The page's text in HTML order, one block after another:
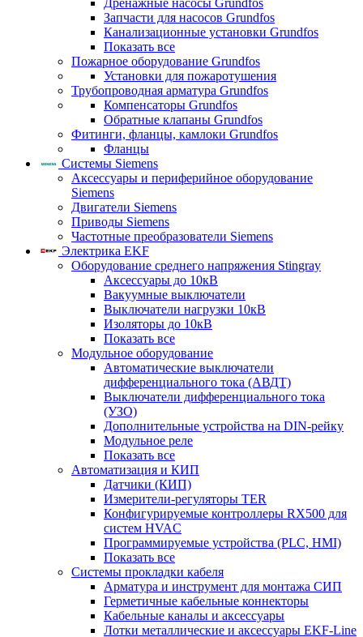
Дренажные насосы Grundfos
Запчасти для насосов Grundfos
Канализационные установки Grundfos
Показать все
Пожарное оборудование Grundfos
Установки для пожаротушения
Трубопроводная арматура Grundfos
Компенсаторы Grundfos
Обратные клапаны Grundfos
Фитинги, фланцы, камлоки Grundfos
Фланцы
Системы Siemens
Аксессуары и периферийное оборудование
Siemens
Двигатели Siemens
Приводы Siemens
Частотные преобразователи Siemens
Электрика EKF
Оборудование среднего напряжения Stingray
Аксессуары до 10кВ
Вакуумные выключатели
Выключатели нагрузки 10кВ
Изоляторы до 10кВ
Показать все
Модульное оборудование
Автоматические выключатели
дифференциального тока (АВДТ)
Выключатели дифференциального тока
(УЗО)
Дополнительные устройства на DIN-рейку
Модульное реле
Показать все
Автоматизация и КИП
Датчики (КИП)
Измерители-регуляторы TER
Конфигурируемые контроллеры RX500 для
систем HVAC
Программируемые устройства (PLC, HMI)
Показать все
Системы прокладки кабеля
Арматура и инструмент для монтажа СИП
Герметичные кабельные коннекторы
Кабельные каналы и аксессуары
Лотки металлические и аксессуары EKF-Line